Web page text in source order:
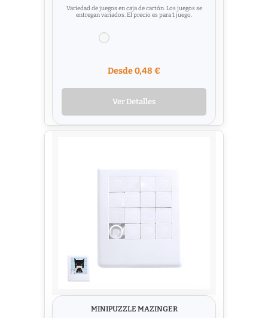
Variedad de juegos en caja de cartón. Los juegos se
entregan variados. El precio es para 1 juego.
Desde 0,48 €
Ver Detalles
MINIPUZZLE MAZINGER